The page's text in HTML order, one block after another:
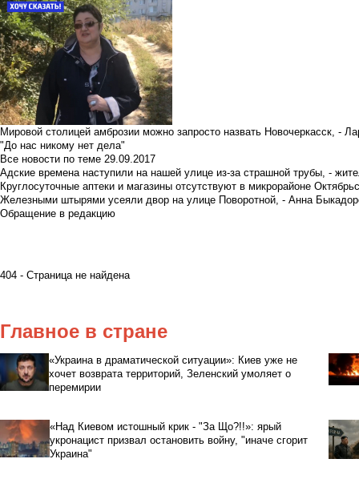
Мировой столицей амброзии можно запросто назвать Новочеркасск, -
"До нас никому нет дела"
Все новости по теме 29.09.2017
Адские времена наступили на нашей улице из-за страшной трубы, -
Круглосуточные аптеки и магазины отсутствуют в микрорайоне
Железными штырями усеяли двор на улице Поворотной, - Анна
Обращение в редакцию
404 - Страница не найдена
Главное в стране
«Украина в драматической ситуации»: Киев уже не
хочет возврата территорий, Зеленский умоляет о
перемирии
«Над Киевом истошный крик - "За Що?!!»: ярый
укронацист призвал остановить войну, "иначе сгорит
Украина"